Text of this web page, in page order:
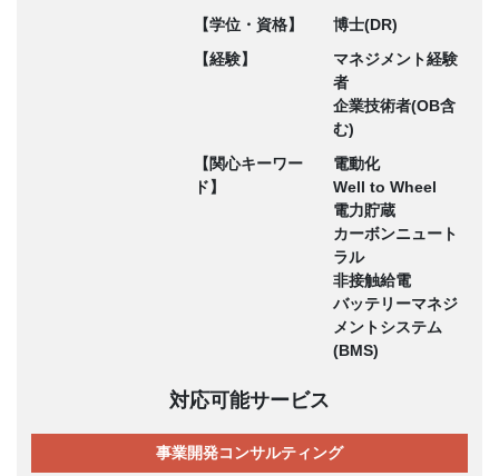
【学位・資格】
博士(DR)
【経験】
マネジメント経験
者
企業技術者(OB含
む)
【関心キーワー
ド】
電動化
Well to Wheel
電力貯蔵
カーボンニュート
ラル
非接触給電
バッテリーマネジ
メントシステム
(BMS)
対応可能サービス
事業開発コンサルティング